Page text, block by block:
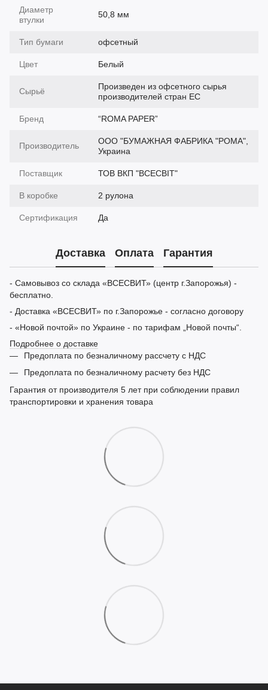
Диаметр
втулки
50,8 мм
Тип бумаги офсетный
Цвет Белый
Сырьё
Произведен из офсетного сырья
производителей стран ЕС
Бренд “ROMA PAPER”
Производитель
ООО "БУМАЖНАЯ ФАБРИКА "РОМА",
Украина
Поставщик ТОВ ВКП "ВСЕСВІТ"
В коробке 2 рулона
Сертификация Да
Доставка Оплата Гарантия
- Самовывоз со склада «ВСЕСВИТ» (центр г.Запорожья) -
бесплатно.
- Доставка «ВСЕСВИТ» по г.Запорожье - согласно договору
- «Новой почтой» по Украине - по тарифам „Новой почты“.
Подробнее о доставке
Предоплата по безналичному рассчету с НДС
Предоплата по безналичному расчету без НДС
Гарантия от производителя 5 лет при соблюдении правил
транспортировки и хранения товара